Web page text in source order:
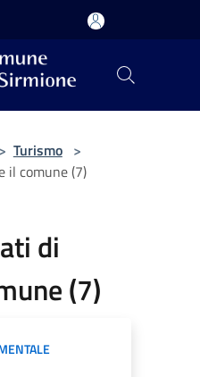
> Turismo >
il comune (7)
di
(7)